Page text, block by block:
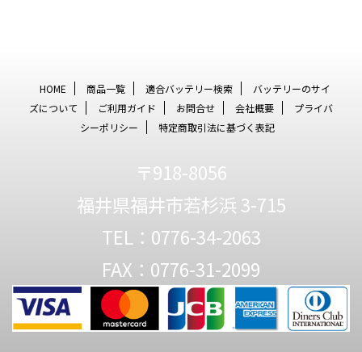
HOME 商品一覧 適合バッテリー検索
バッテリーのサイ
ズについて
ご利用ガイド お問合せ 会社概要
プライバ
シーポリシー
特定商取引法に基づく表記
〒918-8056
福井県福井市若杉浜 3-715
TEL：0776-34-2063
FAX：0776-31-2099